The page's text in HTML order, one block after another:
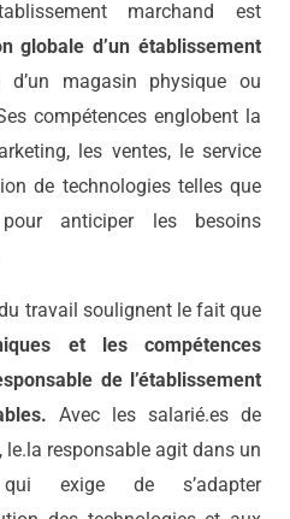
marchand est
globale d’un établissement
d’un magasin physique ou
compétences englobent la
les ventes, le service
de technologies telles que
pour anticiper les besoins
travail soulignent le fait que
et les compétences
de l’établissement
Avec les salarié.es de
le.la responsable agit dans un
qui exige de s’adapter